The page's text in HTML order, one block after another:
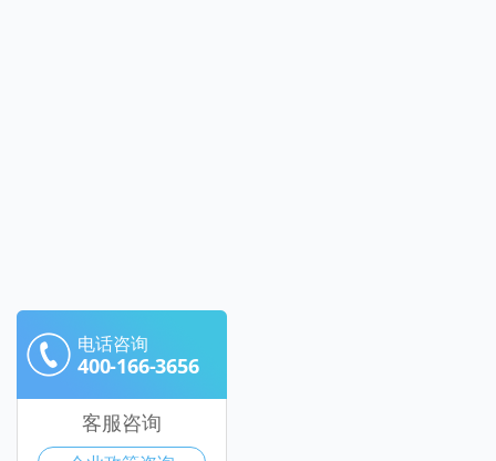
电话咨询
400-166-3656
客服咨询